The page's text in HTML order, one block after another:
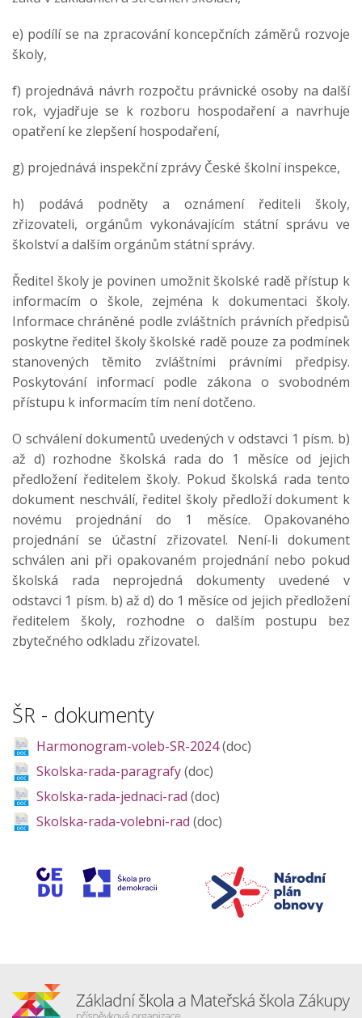
e) podílí se na zpracování koncepčních záměrů rozvoje
školy,
f) projednává návrh rozpočtu právnické osoby na další
rok, vyjadřuje se k rozboru hospodaření a navrhuje
opatření ke zlepšení hospodaření,
g) projednává inspekční zprávy České školní inspekce,
h) podává podněty a oznámení řediteli školy,
zřizovateli, orgánům vykonávajícím státní správu ve
školství a dalším orgánům státní správy.
Ředitel školy je povinen umožnit školské radě přístup k
informacím o škole, zejména k dokumentaci školy.
Informace chráněné podle zvláštních právních předpisů
poskytne ředitel školy školské radě pouze za podmínek
stanovených těmito zvláštními právními předpisy.
Poskytování informací podle zákona o svobodném
přístupu k informacím tím není dotčeno.
O schválení dokumentů uvedených v odstavci 1 písm. b)
až d) rozhodne školská rada do 1 měsíce od jejich
předložení ředitelem školy. Pokud školská rada tento
dokument neschválí, ředitel školy předloží dokument k
novému projednání do 1 měsíce. Opakovaného
projednání se účastní zřizovatel. Není-li dokument
schválen ani při opakovaném projednání nebo pokud
školská rada neprojedná dokumenty uvedené v
odstavci 1 písm. b) až d) do 1 měsíce od jejich předložení
ředitelem školy, rozhodne o dalším postupu bez
zbytečného odkladu zřizovatel.
ŠR - dokumenty
Harmonogram-voleb-SR-2024(doc)
Skolska-rada-paragrafy(doc)
Skolska-rada-jednaci-rad (doc)
Skolska-rada-volebni-rad (doc)